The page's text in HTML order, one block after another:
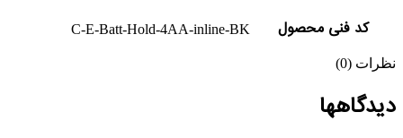
کد فنی محصول C-E-Batt-Hold-4AA-inline-BK
نظرات (0)
دیدگاهها